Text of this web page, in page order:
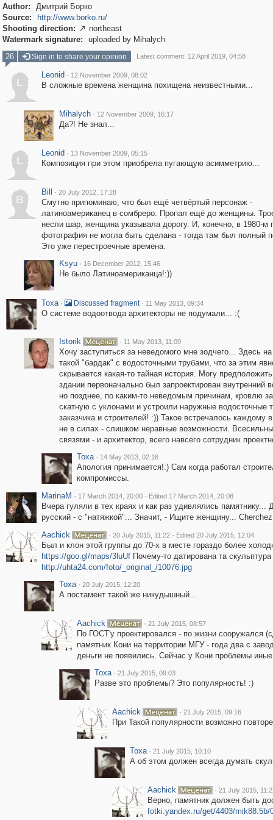
Author:
Дмитрий Борко
Source:
http://www.borko.ru/
Shooting direction:  northeast
Watermark signature:
uploaded by Mihalych
26
Sign in to share your opinion Latest comment: 12 April 2019, 04:58
L
Leonid · 12 November 2009, 08:02
В сложные времена женщина похищена неизвестными...
Mihalych · 12 November 2009, 16:17
Да?! Не знал...
L
Leonid · 13 November 2009, 05:15
Композиция при этом приобрела пугающую асимметрию...
B
Bill · 20 July 2012, 17:28
Смутно припоминаю, что был ещё четвёртый персонаж -
латиноамериканец в сомбреро. Пропал ещё до женщины.
несли шар, женщина указывала дорогу. И, конечно, в 1980-м
фотография не могла быть сделана - тогда там был полный
Это уже перестроечные времена.
Ksyu · 16 December 2012, 15:46
Не было Латиноамериканца!:))
Toxa · Discussed fragment · 11 May 2013, 09:34
О системе водоотвода архитекторы не подумали... :(
Istorik · 11 May 2013, 11:09
Хочу заступиться за неведомого мне зодчего... Здесь
такой "бардак" с водосточными трубами, что за этим
скрывается какая-то тайная история. Могу
здании первоначально был запроектирован внутренний
но позднее, по каким-то неведомым причинам, кровлю
скатную с уклонами и устроили наружные водосточные
заказчика и строителей! :)) Такое встречалось каждому
не в силах - слишком неравные возможности.
связями - и архитектор, всего навсего сотрудник
Toxa · 14 May 2013, 02:16
Апология принимается!:) Сам когда работал
компромиссы.
MarinaM · 17 March 2014, 20:00 · Edited 17 March 2014, 20:08
Вчера гуляли в тех краях и как раз удивлялись
русский - с "натяжкой"... Значит, - Ищите женщину...
Aachick
· 20 July 2015, 11:22 · Edited 20 July 2015, 12:04
Был и клон этой группы до 70-х в месте гораздо более
https://goo.gl/maps/3luUfПочему-то датирована та
http://uhta24.com/foto/_original_/10076.jpg
Toxa · 20 July 2015, 12:20
А постамент такой же никудышный...
Aachick · 21 July 2015, 08:57
По ГОСТ'у проектировался - по жизни сооружался
памятник Кони на территории МГУ - года два с
деньги не появились. Сейчас у Кони проблемы
Toxa · 21 July 2015, 09:03
Разве это проблемы? Это популярность! :)
Aachick · 21 July 2015, 09:16
При Такой популярности возможно
Toxa · 21 July 2015, 10:10
А об этом должен всегда думать
Aachick · 21 July 2015,
Верно, памятник должен быть
fotki.yandex.ru/get/4403/mik88.5b/